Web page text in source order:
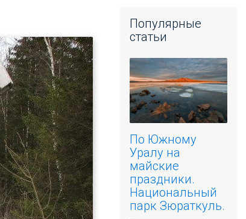
Популярные
статьи
По Южному
Уралу на
майские
праздники.
Национальный
парк Зюраткуль.